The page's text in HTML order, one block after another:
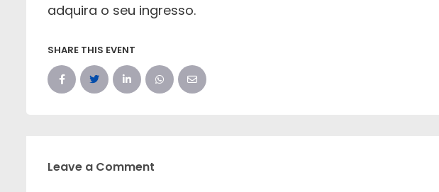
adquira o seu ingresso.
SHARE THIS EVENT
Leave a Comment